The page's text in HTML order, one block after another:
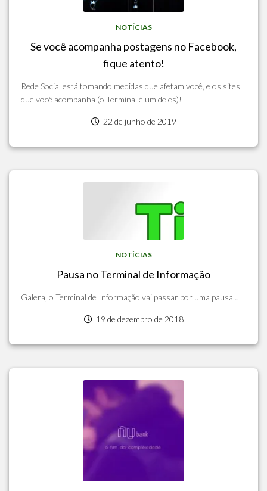
NOTÍCIAS
Se você acompanha postagens no Facebook,
fique atento!
Rede Social está tomando medidas que afetam você, e os sites
que você acompanha (o Terminal é um deles)!
22 de junho de 2019
NOTÍCIAS
Pausa no Terminal de Informação
Galera, o Terminal de Informação vai passar por uma pausa…
19 de dezembro de 2018